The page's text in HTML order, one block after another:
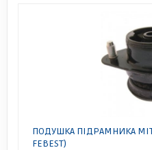
ПОДУШКА ПІДРАМНИКА
FEBEST)